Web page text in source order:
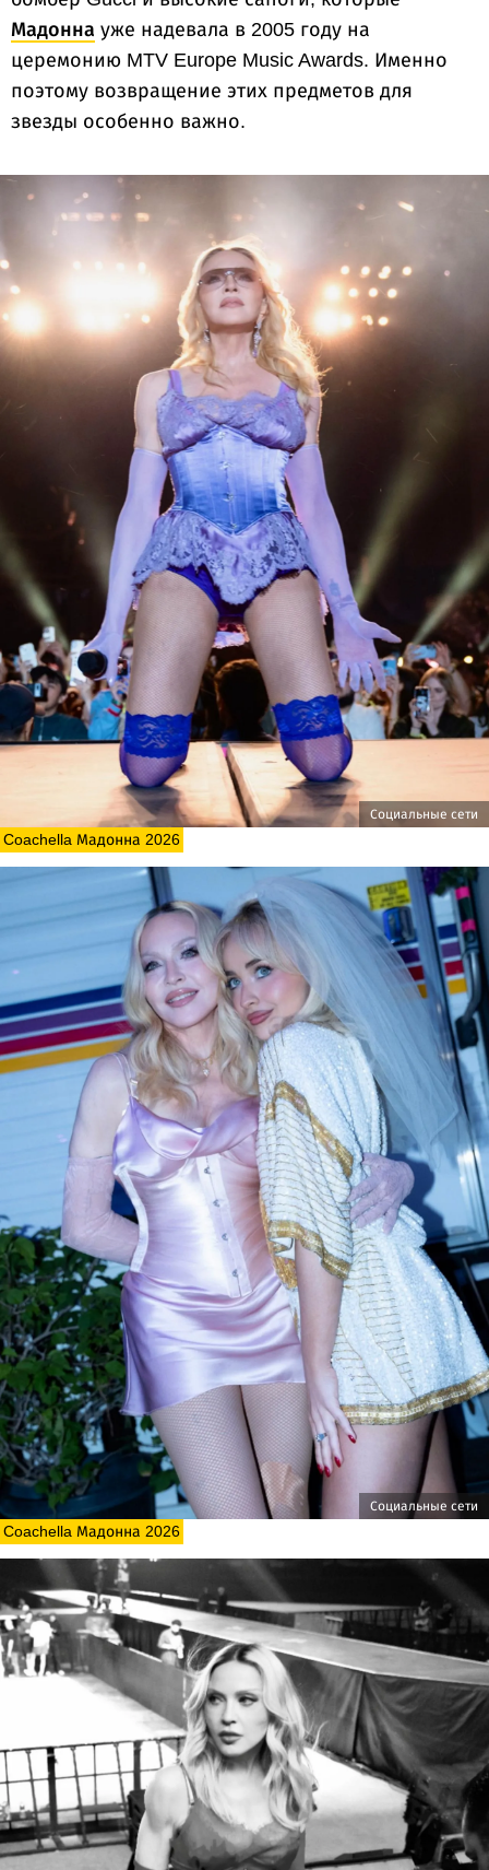
Мадонна уже надевала в 2005 году на
церемонию MTV Europe Music Awards. Именно
поэтому возвращение этих предметов для
звезды особенно важно.
Социальные сети
Coachella Мадонна 2026
Социальные сети
Coachella Мадонна 2026